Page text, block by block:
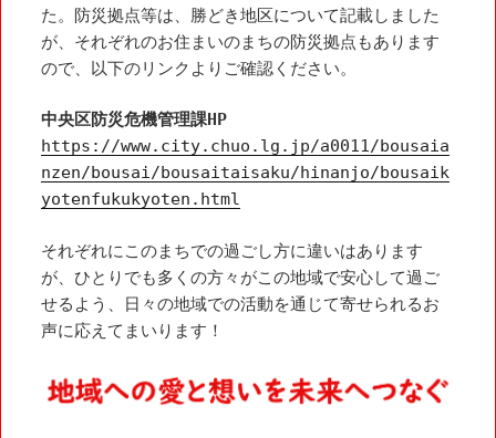
た。防災拠点等は、勝どき地区について記載しました
が、それぞれのお住まいのまちの防災拠点もあります
ので、以下のリンクよりご確認ください。
中央区防災危機管理課HP
https://www.city.chuo.lg.jp/a0011/bousaia
nzen/bousai/bousaitaisaku/hinanjo/bousaik
yotenfukukyoten.html
それぞれにこのまちでの過ごし方に違いはあります
が、ひとりでも多くの方々がこの地域で安心して過ご
せるよう、日々の地域での活動を通じて寄せられるお
声に応えてまいります！